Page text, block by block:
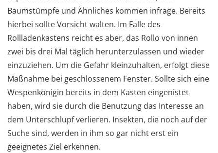
Baumstümpfe und Ähnliches kommen infrage. Bereits
hierbei sollte Vorsicht walten. Im Falle des
Rollladenkastens reicht es aber, das Rollo von innen
zwei bis drei Mal täglich herunterzulassen und wieder
einzuziehen. Um die Gefahr kleinzuhalten, erfolgt diese
Maßnahme bei geschlossenem Fenster. Sollte sich eine
Wespenkönigin bereits in dem Kasten eingenistet
haben, wird sie durch die Benutzung das Interesse an
dem Unterschlupf verlieren. Insekten, die noch auf der
Suche sind, werden in ihm so gar nicht erst ein
geeignetes Ziel erkennen.